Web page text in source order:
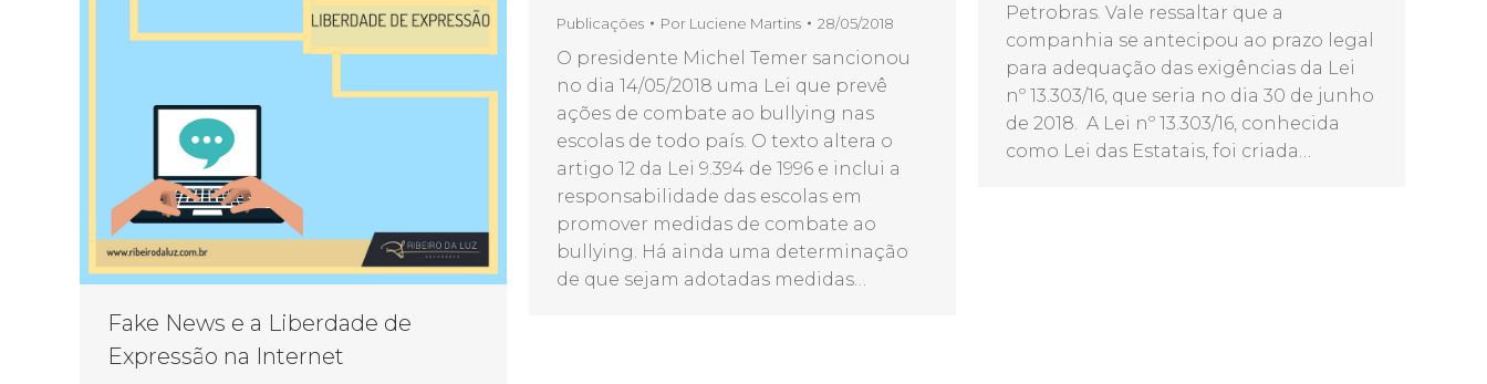
Petrobras. Vale ressaltar que a
companhia se antecipou ao prazo legal
para adequação das exigências da Lei
nº 13.303/16, que seria no dia 30 de junho
de 2018. A Lei nº 13.303/16, conhecida
como Lei das Estatais, foi criada…
Publicações Por Luciene Martins 28/05/2018
O presidente Michel Temer sancionou
no dia 14/05/2018 uma Lei que prevê
ações de combate ao bullying nas
escolas de todo país. O texto altera o
artigo 12 da Lei 9.394 de 1996 e inclui a
responsabilidade das escolas em
promover medidas de combate ao
bullying. Há ainda uma determinação
de que sejam adotadas medidas…
Fake News e a Liberdade de
Expressão na Internet